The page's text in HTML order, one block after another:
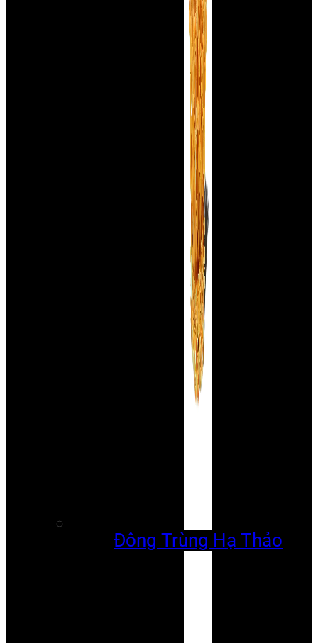
Đông Trùng Hạ Thảo